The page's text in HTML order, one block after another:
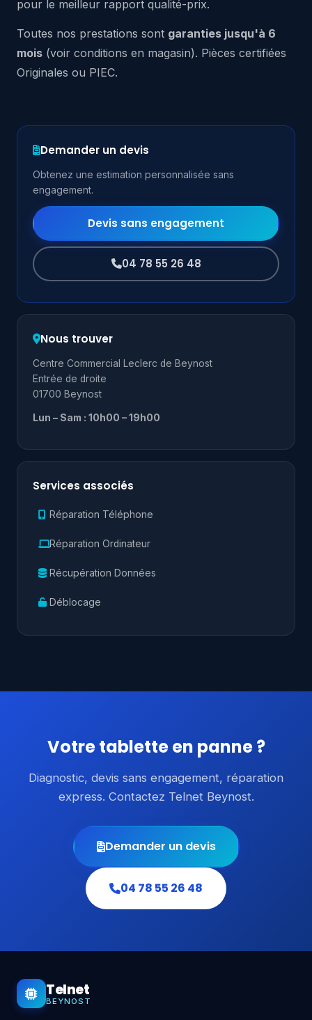
pour le meilleur rapport qualité-prix.
Toutes nos prestations sont garanties jusqu'à 6
mois (voir conditions en magasin). Pièces certifiées
Originales ou PIEC.
Demander un devis
Obtenez une estimation personnalisée sans
engagement.
Devis sans engagement
04 78 55 26 48
Nous trouver
Centre Commercial Leclerc de Beynost
Entrée de droite
01700 Beynost
Lun – Sam : 10h00 – 19h00
Services associés
Réparation Téléphone
Réparation Ordinateur
Récupération Données
Déblocage
Votre tablette en panne ?
Diagnostic, devis sans engagement, réparation
express. Contactez Telnet Beynost.
Demander un devis
04 78 55 26 48
Telnet
BEYNOST